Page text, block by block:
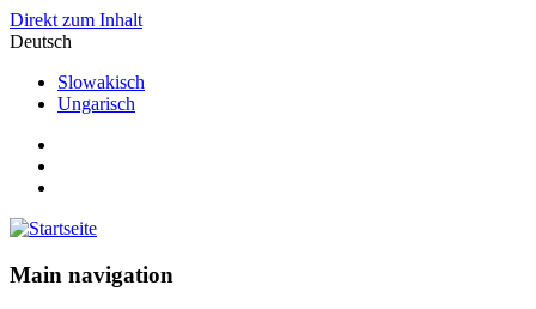
Direkt zum Inhalt
Deutsch
Slowakisch
Ungarisch
Main navigation